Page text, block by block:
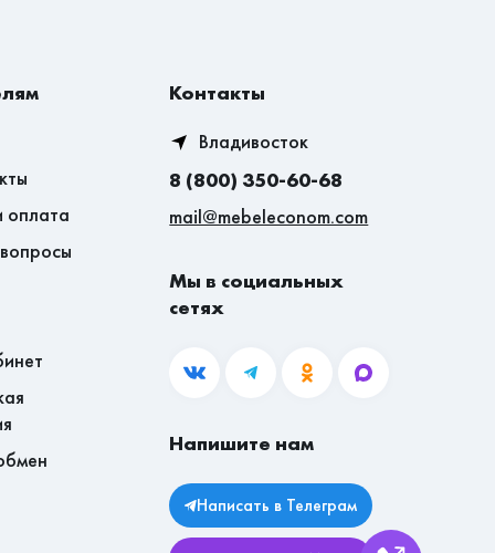
оплата
Контакты
Владивосток
8 (800) 350-60-68
mail@mebeleconom.com
Мы в социальных
сетях
Напишите нам
Написать в Телеграм